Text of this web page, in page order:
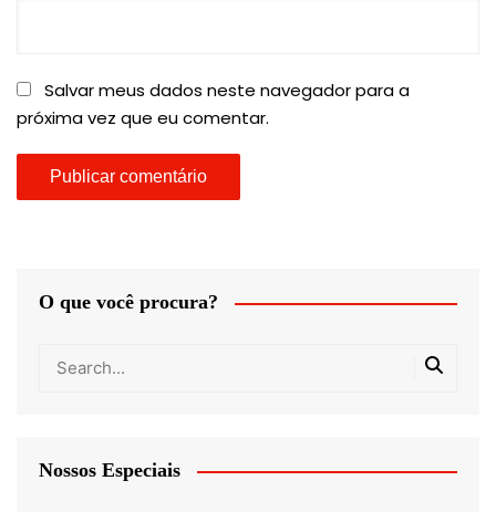
Salvar meus dados neste navegador para a
próxima vez que eu comentar.
O que você procura?
Nossos Especiais